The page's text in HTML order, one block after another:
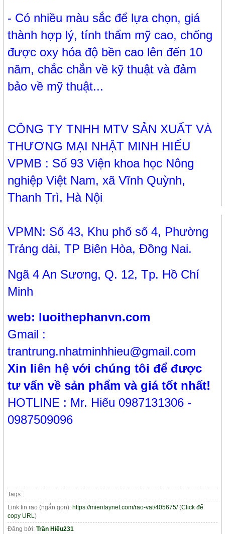
- Có nhiều màu sắc để lựa chọn, giá
thành hợp lý, tính thẩm mỹ cao, chống
được oxy hóa độ bền cao lên đến 10
năm, chắc chắn về kỹ thuật và đảm
bảo về mỹ thuật...
CÔNG TY TNHH MTV SẢN XUẤT VÀ
THƯƠNG MẠI NHẬT MINH HIẾU
VPMB : Số 93 Viện khoa học Nông
nghiệp Việt Nam, xã Vĩnh Quỳnh,
Thanh Trì, Hà Nội
VPMN: Số 43, Khu phố số 4, Phường
Trảng dài, TP Biên Hòa, Đồng Nai.
Ngã 4 An Sương, Q. 12, Tp. Hồ Chí
Minh
web: luoithephanvn.com
Gmail :
trantrung.nhatminhhieu@gmail.com
Xin liên hệ với chúng tôi để được
tư vấn về sản phẩm và giá tốt nhất!
HOTLINE : Mr. Hiếu 0987131306 -
0987509096
Tags:
Link tin rao (ngắn gọn): https://mientaynet.com/rao-vat/405675/(Click để
copy URL)
Đăng bởi:Trần Hiếu231